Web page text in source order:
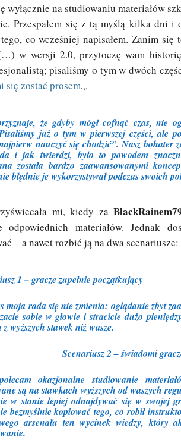
wyłącznie na studiowaniu materiałów
Przespałem się z tą myślą kilka dni i
co wcześniej napisałem. Zanim
w wersji 2.0, przytoczę wam
pisaliśmy o tym w dwóch
się zostać prosem„.
że gdyby mógł cofnąć czas, nie
już o tym w pierwszej części, ale
nauczyć się chodzić”. Nasz bohater
i jak twierdzi, było to powodem
została bardzo zaawansowanymi
błędnie je wykorzystywał podczas swoich
mi, kiedy za
odpowiednich materiałów. Jednak
– a nawet rozbić ją na dwa scenariusze:
1 – gracze zupełnie początkujący
moja rada się nie zmienia: oglądanie zbyt
sobie w głowie i stracicie dużo
wyższych stawek niż wasze.
Scenariusz 2 – świadomi
okazjonalne studiowanie
są na stawkach wyższych od waszych
w stanie lepiej odnajdywać się w swojej
bezmyślnie kopiować tego, co robił
arsenału ten wycinek wiedzy, który